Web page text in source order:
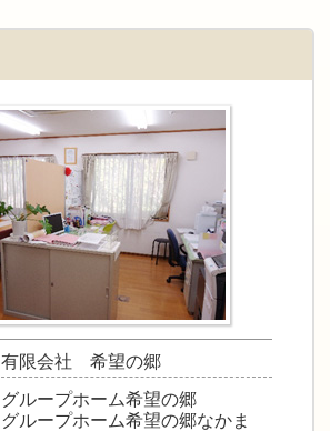
有限会社 希望の郷
グループホーム希望の郷
グループホーム希望の郷なかま